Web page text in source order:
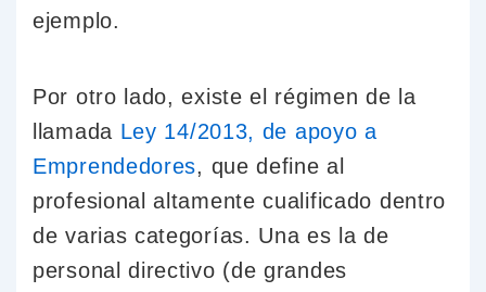
ejemplo.
Por otro lado, existe el régimen de la
llamada Ley 14/2013, de apoyo a
Emprendedores, que define al
profesional altamente cualificado dentro
de varias categorías. Una es la de
personal directivo (de grandes